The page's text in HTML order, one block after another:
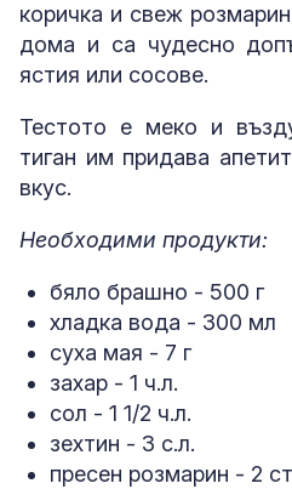
коричка и свеж
дома и са чудесно
ястия или сосове.
Тестото е меко и
тиган им придава
вкус.
Необходими продукти:
бяло брашно - 500 г
хладка вода - 300 мл
суха мая - 7 г
захар - 1 ч.л.
сол - 1 1/2 ч.л.
зехтин - 3 с.л.
пресен розмарин - 2